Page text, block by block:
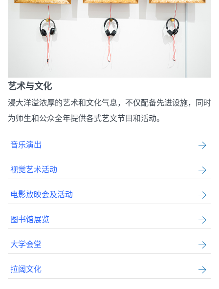
艺术与文化
浸大洋溢浓厚的艺术和文化气息，不仅配备先进设施，同时
为师生和公众全年提供各式艺文节目和活动。
音乐演出
视觉艺术活动
电影放映会及活动
图书馆展览
大学会堂
拉阔文化